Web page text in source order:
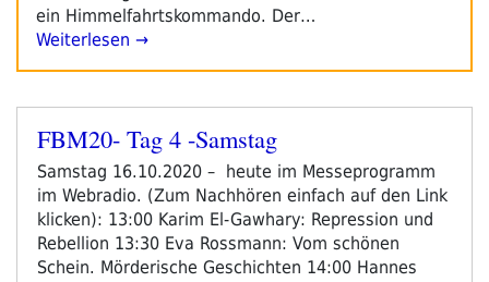
ein Himmelfahrtskommando. Der…
Weiterlesen →
Veröffentlicht
FBM20- Tag 4 -Samstag
Samstag 16.10.2020 – heute im Messeprogramm
im Webradio. (Zum Nachhören einfach auf den Link
klicken): 13:00 Karim El-Gawhary: Repression und
Rebellion 13:30 Eva Rossmann: Vom schönen
Schein. Mörderische Geschichten 14:00 Hannes